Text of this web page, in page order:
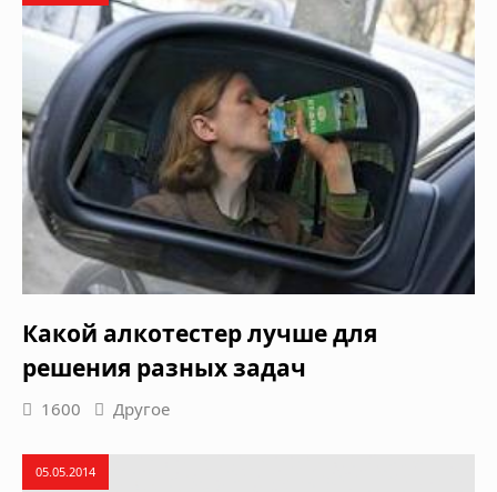
Какой алкотестер лучше для
решения разных задач
1600 Другое
05.05.2014